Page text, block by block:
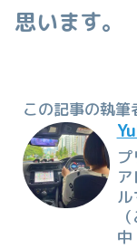
思います。
この記事の執筆
ル
中